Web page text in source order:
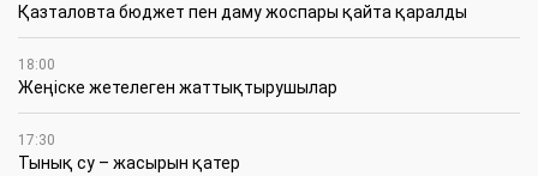
Қазталовта бюджет пен даму жоспары қайта қаралды
18:00
Жеңіске жетелеген жаттықтырушылар
17:30
Тынық су – жасырын қатер